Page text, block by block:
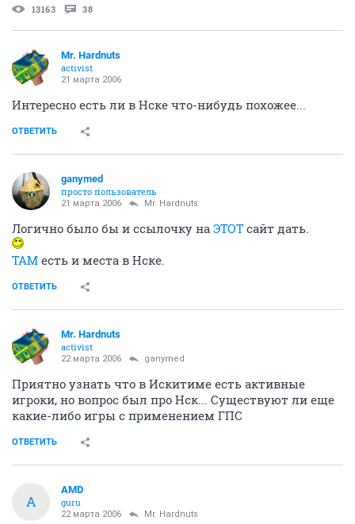
13163 38
Mr. Hardnuts
activist
21 марта 2006
Интересно есть ли в Нске что-нибудь похожее...
ОТВЕТИТЬ
ganymed
просто пользователь
21 марта 2006 Mr. Hardnuts
Логично было бы и ссылочку на ЭТОТсайт дать.
ТАМ есть и места в Нске.
ОТВЕТИТЬ
Mr. Hardnuts
activist
22 марта 2006 ganymed
Приятно узнать что в Искитиме есть активные
игроки, но вопрос был про Нск... Существуют ли еще
какие-либо игры с применением ГПС
ОТВЕТИТЬ
A
AMD
guru
22 марта 2006 Mr. Hardnuts